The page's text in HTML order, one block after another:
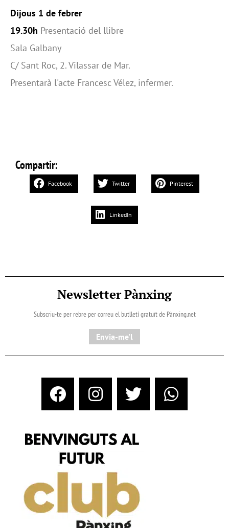
Dijous 1 de febrer
19.30h Presentació del llibre
Sala Galbany
C/ Sant Roc, 2. Vilassar de Mar.
Presentarà l'acte Francesc Vélez, infermer.
Compartir:
Facebook Twitter Pinterest
LinkedIn
Newsletter Pànxing
Subscriu-te per rebre per correu el butlletí gratuït de Pànxing.net​
Envia-me'l